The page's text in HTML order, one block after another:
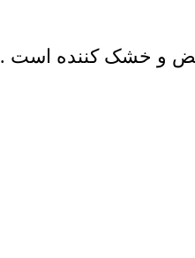
و خشک کننده است .